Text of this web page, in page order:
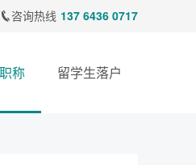
咨询热线 137 6436 0717
称 留学生落户